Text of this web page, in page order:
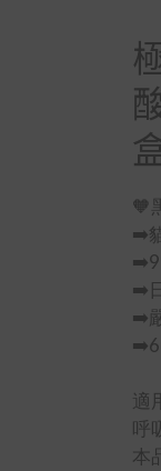
🧡
➡️
➡️
➡️
適
呼
本